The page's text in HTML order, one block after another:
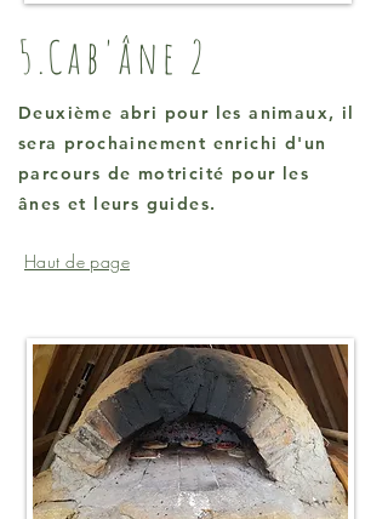
5.Cab'âne 2
Deuxième abri pour les animaux, il
sera prochainement enrichi d'un
parcours de motricité pour les
ânes et leurs guides.
Haut de page